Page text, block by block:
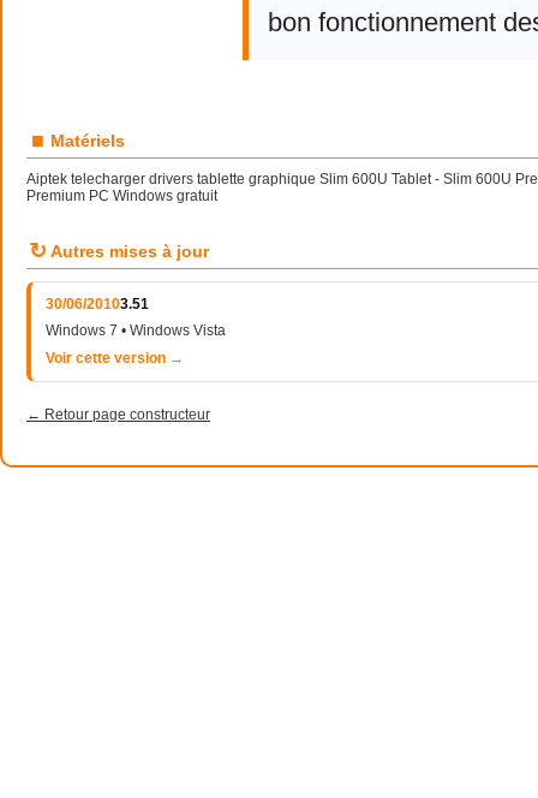
bon fonctionnement
■ Matériels
Aiptek telecharger drivers tablette graphique Slim 600U Tablet - Slim 600U
Premium PC Windows gratuit
↻ Autres mises à jour
30/06/20103.51
Windows 7 • Windows Vista
Voir cette version →
← Retour page constructeur